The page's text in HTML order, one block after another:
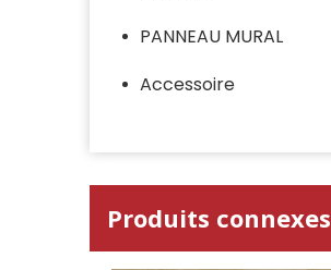
PANNEAU MURAL
Accessoire
Produits connexes